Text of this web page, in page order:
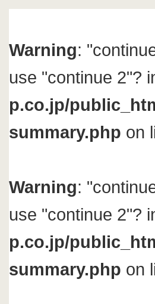
Warning:
use "continue 2"?
p.co.jp/
summary.php on
Warning:
use "continue 2"?
p.co.jp/
summary.php on